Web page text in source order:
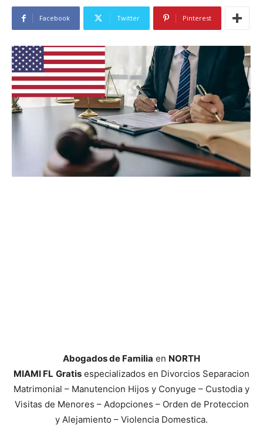
Facebook Twitter Pinterest
Abogados de Familia en NORTH
MIAMI FL Gratis especializados en Divorcios Separacion
Matrimonial – Manutencion Hijos y Conyuge – Custodia y
Visitas de Menores – Adopciones – Orden de Proteccion
y Alejamiento – Violencia Domestica.